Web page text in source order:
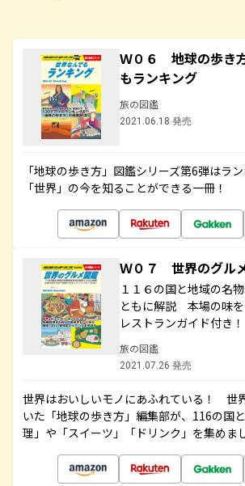
Ｗ０６ 地球の歩き
もランキング
旅の図鑑
2021.06.18 発売
「地球の歩き方」図鑑シリーズ第6弾はラ
「世界」の今を知ることができる一冊！
Ｗ０７ 世界のグル
１１６の国と地域の名
ともに解説 本場の味
レストランガイド付き！
旅の図鑑
2021.07.26 発売
世界はおいしいモノにあふれている！ 世
いた「地球の歩き方」編集部が、116の国
理」や「スイーツ」「ドリンク」を集めま